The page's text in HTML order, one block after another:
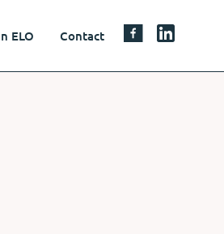
ELO Contact